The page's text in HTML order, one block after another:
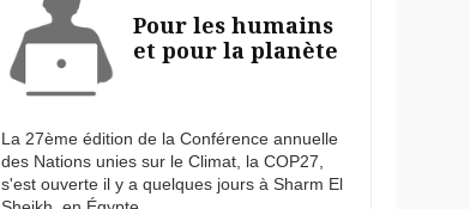
Pour les humains
et pour la planète
La 27ème édition de la Conférence annuelle
des Nations unies sur le Climat, la COP27,
s'est ouverte il y a quelques jours à Sharm El